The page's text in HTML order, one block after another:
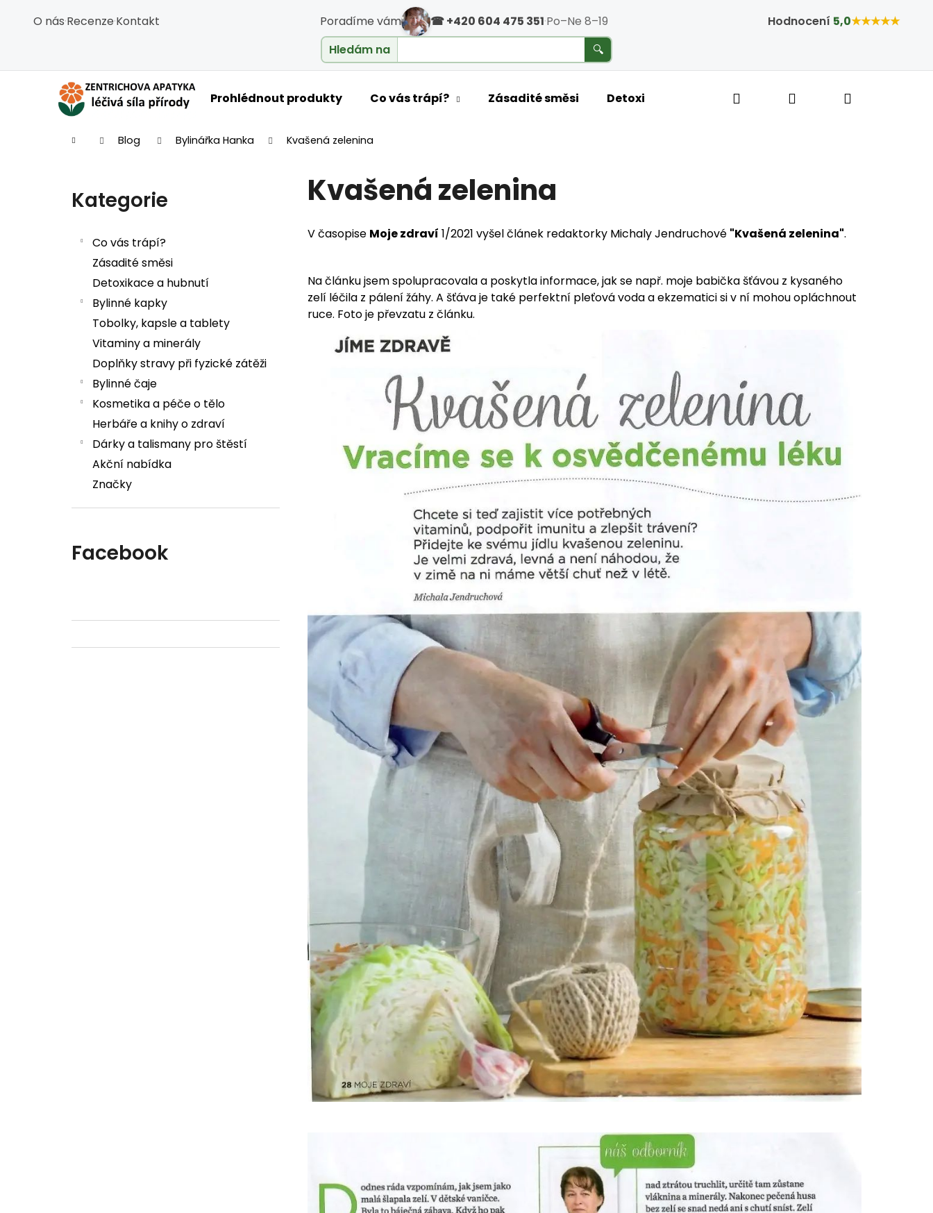
O nás·Recenze·Kontakt Poradíme vám ☎ +420 604 475 351·Po–Ne 8–19 Hodnocení 5,0★★★★★
Hledám na
🔍
Prohlédnout produkty Co vás trápí? Zásadité směsi Detoxikace a hubnutí Bylinné kapky
Hledat PřihlášeníNákupní
Domů Blog Bylinářka Hanka Kvašená zelenina
Přeskočit kategorie
Kategorie
Co vás trápí?
Zásadité směsi
Detoxikace a hubnutí
Bylinné kapky
Tobolky, kapsle a tablety
Vitaminy a minerály
Doplňky stravy při fyzické zátěži
Bylinné čaje
Kosmetika a péče o tělo
Herbáře a knihy o zdraví
Dárky a talismany pro štěstí
Akční nabídka
Značky
Facebook
Kvašená zelenina
V časopise Moje zdraví 1/2021 vyšel článek redaktorky Michaly Jendruchové "Kvašená zelenina".
Na článku jsem spolupracovala a poskytla informace, jak se např. moje babička šťávou z kysaného
zelí léčila z pálení žáhy. A šťáva je také perfektní pleťová voda a ekzematici si v ní mohou opláchnout
ruce. Foto je převzatu z článku.
Košík
Co potřebujete najít?
Doporučujeme